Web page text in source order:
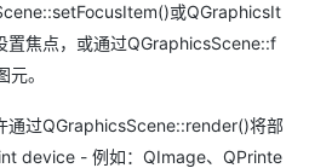
或QGraphicsIt
置焦点，或通过QGraphicsScene::f
。
通过QGraphicsScene::render()将部
device - 例如：QImage、QPrinte